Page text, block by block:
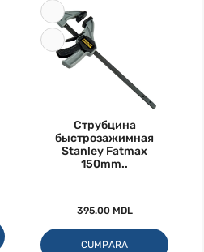
Струбцина
быстрозажимная
Stanley Fatmax
150mm..
395.00 MDL
CUMPARA